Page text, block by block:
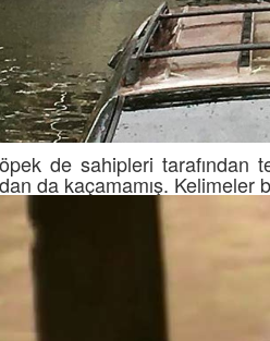
de sahipleri tarafından
da kaçamamış. Kelimeler